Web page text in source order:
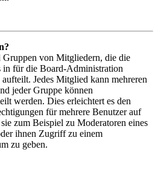
Gruppen von Mitgliedern, die die
in für die Board-Administration
Jedes Mitglied kann mehreren
jeder Gruppe können
werden. Dies erleichtert es den
für mehrere Benutzer auf
zum Beispiel zu Moderatoren eines
ihnen Zugriff zu einem
zu geben.